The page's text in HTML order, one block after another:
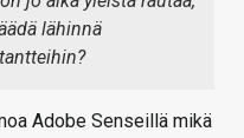
lähinnä
Adobe Senseillä mikä